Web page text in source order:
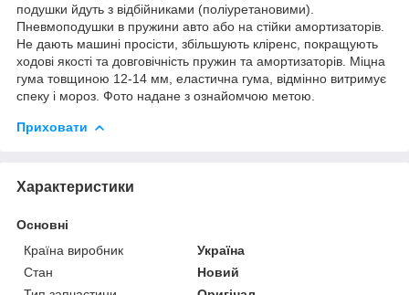
подушки йдуть з відбійниками (поліуретановими).
Пневмоподушки в пружини авто або на стійки амортизаторів.
Не дають машині просісти, збільшують кліренс, покращують
ходові якості та довговічність пружин та амортизаторів. Міцна
гума товщиною 12-14 мм, еластична гума, відмінно витримує
спеку і мороз. Фото надане з ознайомчою метою.
Приховати
Характеристики
Основні
Країна виробник
Україна
Стан
Новий